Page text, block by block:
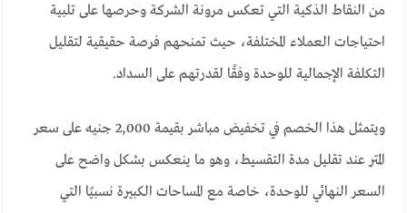
من النقاط الذكية التي تعكس مرونة الشركة وحرصها على تلبية
احتياجات العملاء المختلفة، حيث تمنحهم فرصة حقيقية لتقليل
التكلفة الإجمالية للوحدة وفقًا لقدرتهم على السداد.
ويتمثل هذا الخصم في تخفيض مباشر بقيمة 2,000 جنيه على سعر
المتر عند تقليل مدة التقسيط، وهو ما ينعكس بشكل واضح على
السعر النهائي للوحدة، خاصة مع المساحات الكبيرة نسبيًا التي